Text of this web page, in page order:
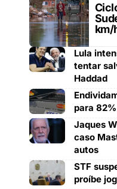
km/
Lula
tentar
Haddad
para
Jaques
caso
autos
STF
proíbe